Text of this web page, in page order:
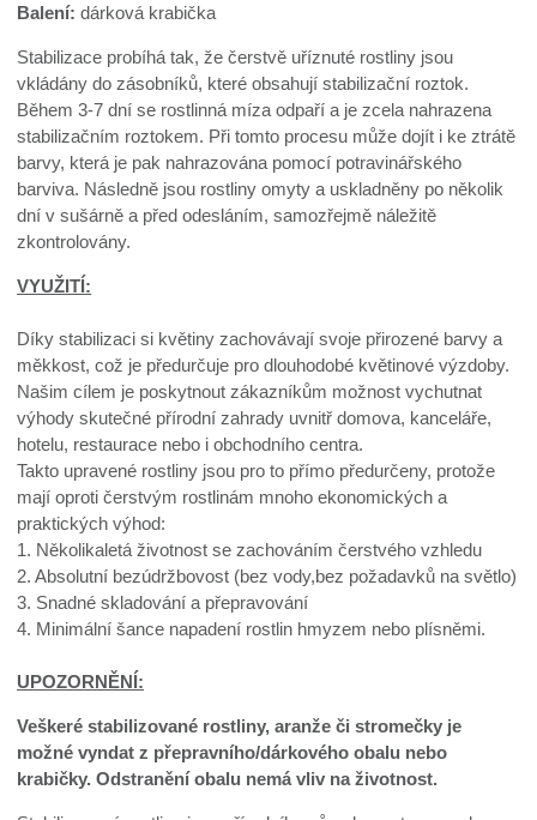
Balení: dárková krabička
Stabilizace probíhá tak, že čerstvě uříznuté rostliny jsou
vkládány do zásobníků, které obsahují stabilizační roztok.
Během 3-7 dní se rostlinná míza odpaří a je zcela nahrazena
stabilizačním roztokem. Při tomto procesu může dojít i ke ztrátě
barvy, která je pak nahrazována pomocí potravinářského
barviva. Následně jsou rostliny omyty a uskladněny po několik
dní v sušárně a před odesláním, samozřejmě náležitě
zkontrolovány.
VYUŽITÍ:
Díky stabilizaci si květiny zachovávají svoje přirozené barvy a
měkkost, což je předurčuje pro dlouhodobé květinové výzdoby.
Našim cílem je poskytnout zákazníkům možnost vychutnat
výhody skutečné přírodní zahrady uvnitř domova, kanceláře,
hotelu, restaurace nebo i obchodního centra.
Takto upravené rostliny jsou pro to přímo předurčeny, protože
mají oproti čerstvým rostlinám mnoho ekonomických a
praktických výhod:
1. Několikaletá životnost se zachováním čerstvého vzhledu
2. Absolutní bezúdržbovost (bez vody,bez požadavků na světlo)
3. Snadné skladování a přepravování
4. Minimální šance napadení rostlin hmyzem nebo plísněmi.
UPOZORNĚNÍ:
Veškeré stabilizované rostliny, aranže či stromečky je
možné vyndat z přepravního/dárkového obalu nebo
krabičky. Odstranění obalu nemá vliv na životnost.